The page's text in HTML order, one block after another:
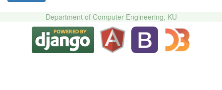
Department of Computer Engineering, KU